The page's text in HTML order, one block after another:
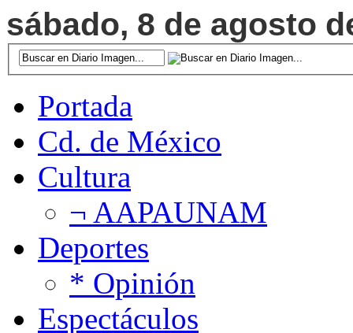
sábado, 8 de agosto
Portada
Cd. de México
Cultura
¬ AAPAUNAM
Deportes
* Opinión
Espectáculos